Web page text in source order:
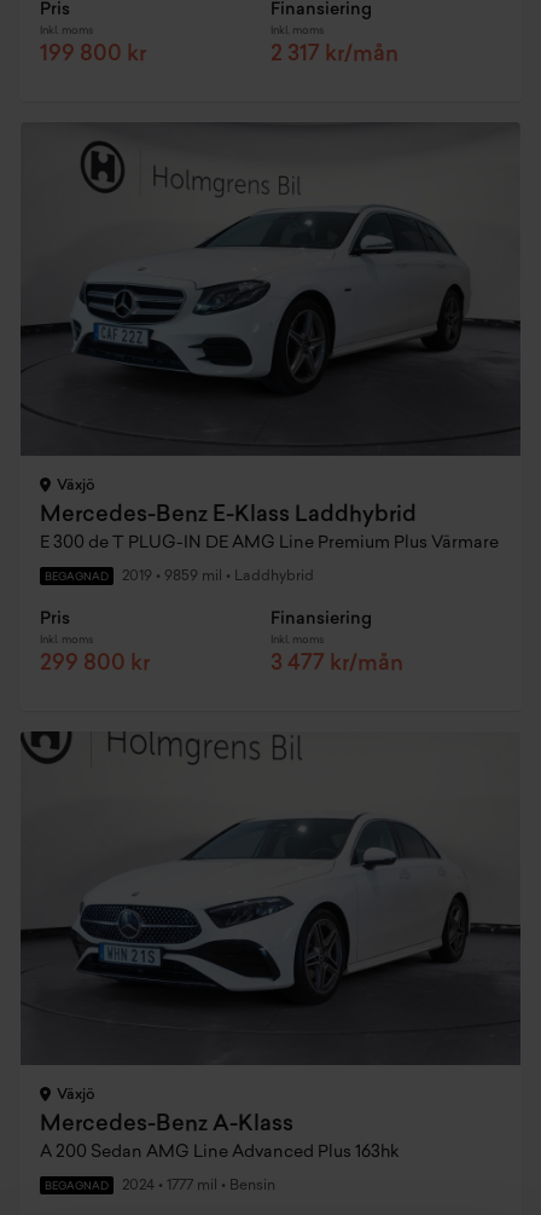
Pris
Inkl. moms
199 800 kr
Finansiering
Inkl. moms
2 317 kr/mån
Växjö
Mercedes-Benz E-Klass Laddhybrid
E 300 de T PLUG-IN DE AMG Line Premium Plus Värmare
BEGAGNAD 2019 • 9859 mil • Laddhybrid
Pris
Inkl. moms
299 800 kr
Finansiering
Inkl. moms
3 477 kr/mån
Växjö
Mercedes-Benz A-Klass
A 200 Sedan AMG Line Advanced Plus 163hk
BEGAGNAD 2024 • 1777 mil • Bensin